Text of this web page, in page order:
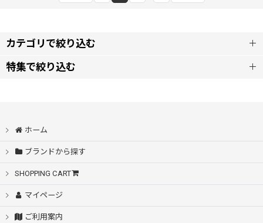
カテゴリで絞り込む
A.D.S.R.
amok アモク
baloriginal バルオリジナル
特集で絞り込む
アウター
シャツ
スウェット・パーカー
ホーム
ブランドから探す
SHOPPING CART
マイページ
ご利用案内